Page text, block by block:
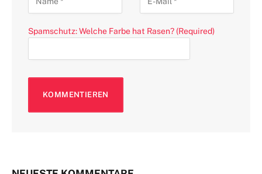
Spamschutz: Welche Farbe hat Rasen? (Required)